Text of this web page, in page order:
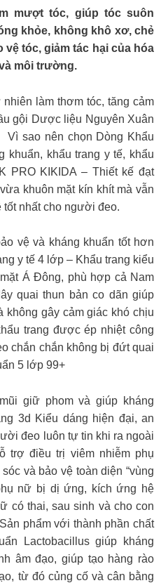
mượt tóc, giúp tóc suôn
khỏe, không khô xơ, chẻ
vệ tóc, giảm tác hại của hóa
môi trường.
làm thơm tóc, tăng cảm
gội Dược liệu Nguyên Xuân
sao nên chọn Dòng Khẩu
khuẩn, khẩu trang y tế, khẩu
PRO KIKIDA – Thiết kế đạt
khuôn mặt kín khít mà vẫn
tốt nhất cho người đeo.
vệ và kháng khuẩn tốt hơn
y tế 4 lớp – Khẩu trang kiểu
Á Đông, phù hợp cả Nam
quai thun bản co dãn giúp
không gây cảm giác khó chịu
trang được ép nhiệt công
chắn chắn không bị đứt quai
5 lớp 99+
giữ phom và giúp kháng
3d Kiểu dáng hiện đại, an
đeo luôn tự tin khi ra ngoài
trợ điều trị viêm nhiễm phụ
và bảo vệ toàn diện “vùng
nữ bị dị ứng, kích ứng hệ
có thai, sau sinh và cho con
phẩm với thành phần chất
Lactobacillus giúp kháng
âm đạo, giúp tạo hàng rào
từ đó củng cố và cân bằng